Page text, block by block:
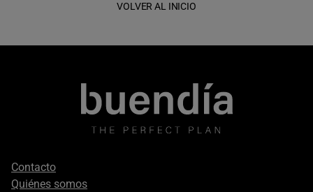
VOLVER AL INICIO
Footer
secondary
Contacto
Quiénes somos